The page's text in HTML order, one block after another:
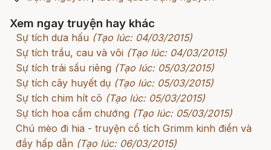
Xem ngay truyện hay khác
Sự tích dưa hấu (Tạo lúc: 04/03/2015)
Sự tích trầu, cau và vôi (Tạo lúc: 04/03/2015)
Sự tích trái sầu riêng (Tạo lúc: 05/03/2015)
Sự tích cây huyết dụ (Tạo lúc: 05/03/2015)
Sự tích chim hít cô (Tạo lúc: 05/03/2015)
Sự tích hoa cẩm chướng (Tạo lúc: 05/03/2015)
Chú mèo đi hia - truyện cổ tích Grimm kinh điển và
đầy hấp dẫn (Tạo lúc: 06/03/2015)